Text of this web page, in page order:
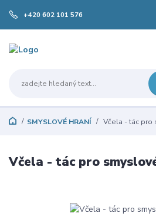
+420 602 101 576
SMYSLOVÉ HRANÍ Včela - tác pro
Včela - tác pro